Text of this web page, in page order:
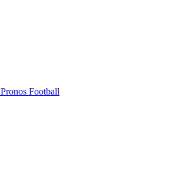
Pronos Football